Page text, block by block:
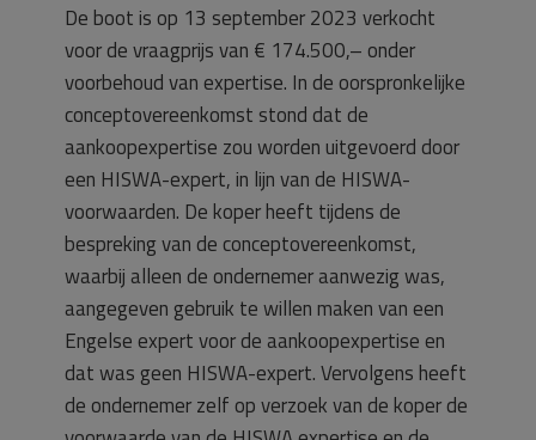
De boot is op 13 september 2023 verkocht
voor de vraagprijs van € 174.500,– onder
voorbehoud van expertise. In de oorspronkelijke
conceptovereenkomst stond dat de
aankoopexpertise zou worden uitgevoerd door
een HISWA-expert, in lijn van de HISWA-
voorwaarden. De koper heeft tijdens de
bespreking van de conceptovereenkomst,
waarbij alleen de ondernemer aanwezig was,
aangegeven gebruik te willen maken van een
Engelse expert voor de aankoopexpertise en
dat was geen HISWA-expert. Vervolgens heeft
de ondernemer zelf op verzoek van de koper de